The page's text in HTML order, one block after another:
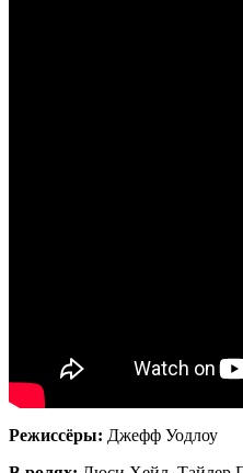
Режиссёры: Джефф Уодлоу